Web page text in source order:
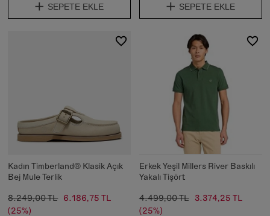
SEPETE EKLE SEPETE EKLE
Kadın Timberland® Klasik Açık
Bej Mule Terlik
8.249,00 TL 6.186,75 TL
(25%)
Erkek Yeşil Millers River Baskılı
Yakalı Tişört
4.499,00 TL
3.374,25 TL
(25%)